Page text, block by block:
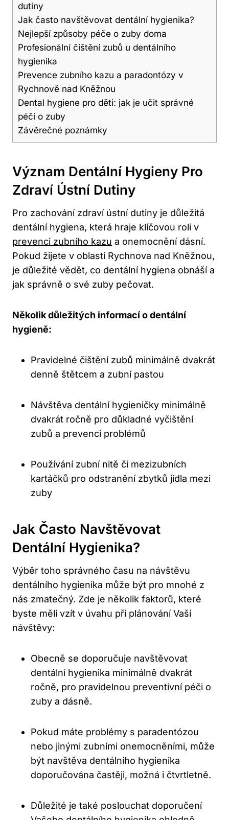
dutiny
Jak často navštěvovat dentální hygienika?
Nejlepší způsoby péče o zuby doma
Profesionální čištění zubů u dentálního
hygienika
Prevence zubního kazu a paradontózy v
Rychnově nad Kněžnou
Dental hygiene pro děti: jak je učit správné
péči o zuby
Závěrečné poznámky
Význam Dentální Hygieny Pro
Zdraví Ústní Dutiny
Pro zachování zdraví ústní dutiny je důležitá
dentální hygiena, která hraje klíčovou roli v
prevenci zubního kazu a onemocnění dásní.
Pokud žijete v oblasti Rychnova nad Kněžnou,
je důležité vědět, co dentální hygiena obnáší a
jak správně o své zuby pečovat.
Několik důležitých informací o dentální
hygieně:
Pravidelné čištění zubů minimálně dvakrát
denně štětcem a zubní pastou
Návštěva dentální hygieničky minimálně
dvakrát ročně pro důkladné vyčištění
zubů a prevenci problémů
Používání zubní nitě či mezizubních
kartáčků pro odstranění zbytků jídla mezi
zuby
Jak Často Navštěvovat
Dentální Hygienika?
Výběr toho správného času na návštěvu
dentálního hygienika může být pro mnohé z
nás zmatečný. Zde je několik faktorů, které
byste měli vzít v úvahu při plánování Vaší
návštěvy:
Obecně se doporučuje navštěvovat
dentální hygienika minimálně dvakrát
ročně, pro pravidelnou preventivní péči o
zuby a dásně.
Pokud máte problémy s paradentózou
nebo jinými zubními onemocněními, může
být navštěva dentálního hygienika
doporučována častěji, možná i čtvrtletně.
Důležité je také poslouchat doporučení